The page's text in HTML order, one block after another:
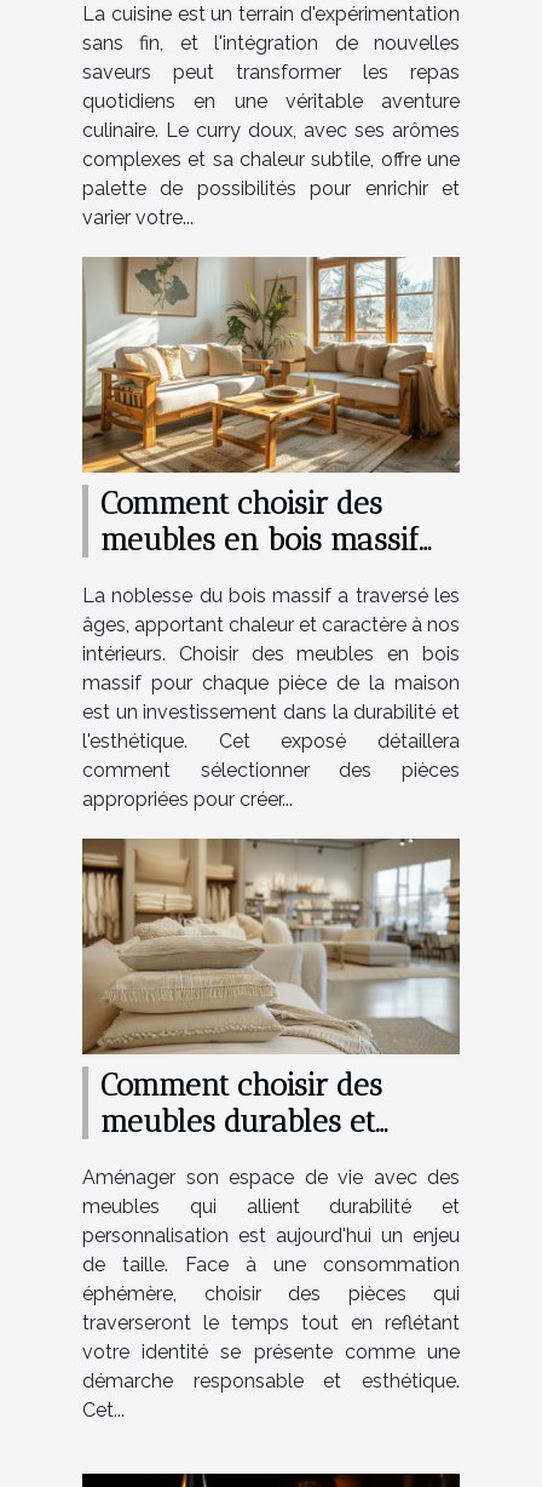
La cuisine est un terrain d'expérimentation
sans fin, et l'intégration de nouvelles
saveurs peut transformer les repas
quotidiens en une véritable aventure
culinaire. Le curry doux, avec ses arômes
complexes et sa chaleur subtile, offre une
palette de possibilités pour enrichir et
varier votre...
Comment choisir des
meubles en bois massif
maison
La noblesse du bois massif a traversé les
âges, apportant chaleur et caractère à nos
intérieurs. Choisir des meubles en bois
massif pour chaque pièce de la maison
est un investissement dans la durabilité et
l'esthétique. Cet exposé détaillera
comment sélectionner des pièces
appropriées pour créer...
Comment choisir des
meubles durables et
votre maison
Aménager son espace de vie avec des
meubles qui allient durabilité et
personnalisation est aujourd'hui un enjeu
de taille. Face à une consommation
éphémère, choisir des pièces qui
traverseront le temps tout en reflétant
votre identité se présente comme une
démarche responsable et esthétique.
Cet...